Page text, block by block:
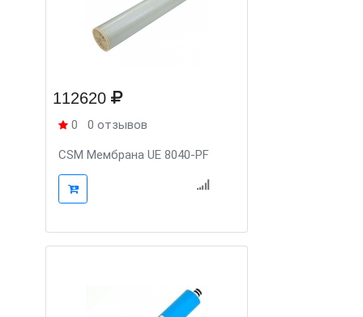
112620
0 0 отзывов
CSM Мембрана UE 8040-PF